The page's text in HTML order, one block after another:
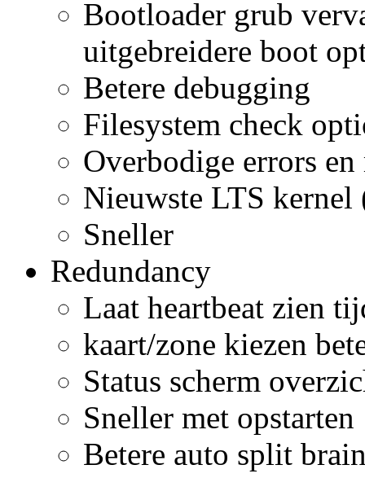
Bootloader grub
uitgebreidere boot
Betere debugging
Filesystem check
Overbodige errors
Nieuwste LTS kernel
Sneller
Redundancy
Laat heartbeat zien
kaart/zone kiezen
Status scherm
Sneller met opstarten
Betere auto split